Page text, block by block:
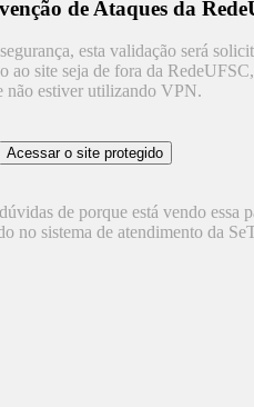
de Ataques da
esta validação será
ao site seja de fora da RedeUFSC,
não estiver utilizando VPN.
de porque está vendo essa
no sistema de atendimento da